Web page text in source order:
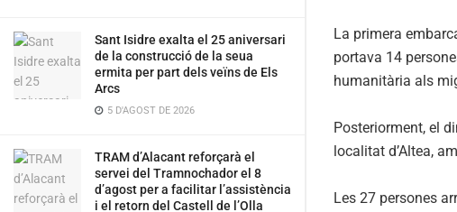
Sant Isidre exalta el 25 aniversari
de la construcció de la seua
ermita per part dels veïns de Els
Arcs
5 D'AGOST DE 2026
TRAM d’Alacant reforçarà el
servei del Tramnochador el 8
d’agost per a facilitar l’assistència
i el retorn del Castell de l’Olla
La primera
portava 14
humanitària als
Posteriorment, el
localitat d’Altea,
Les 27 persones